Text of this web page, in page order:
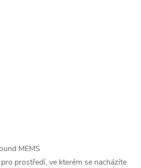
MEMS
prostředí, ve kterém se nacházíte